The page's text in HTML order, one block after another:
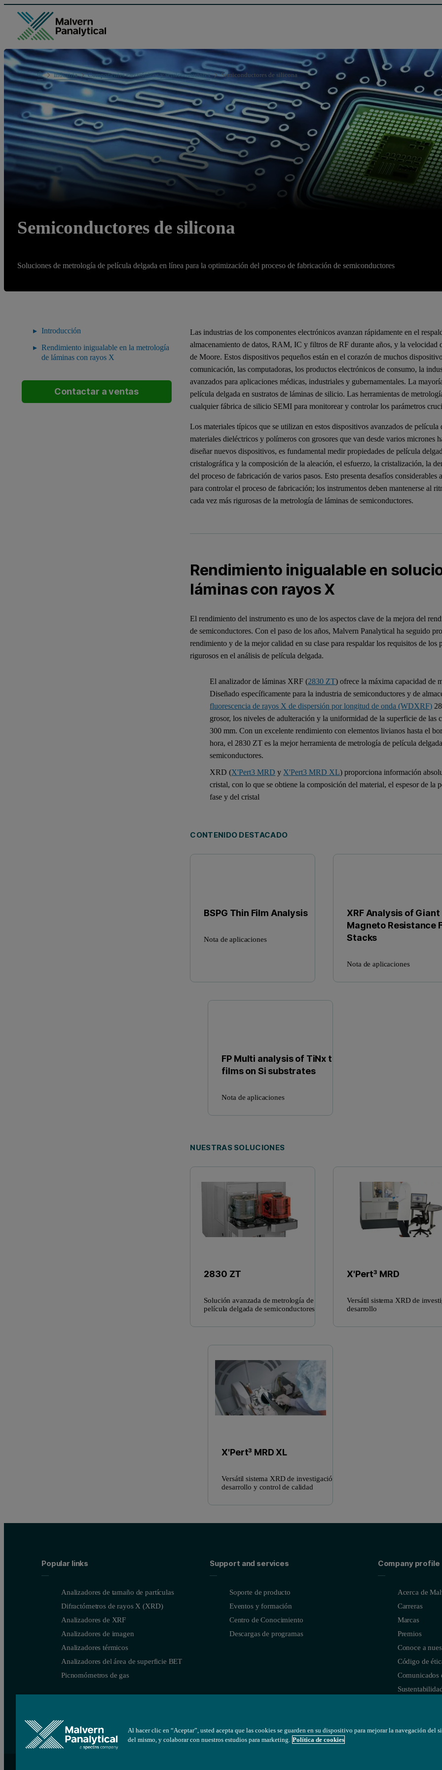
HomeIndustria Componentes electrónicos y semiconductores Semiconductores de silicona
Semiconductores de silicona
Soluciones de metrología de película delgada en línea para la optimización del proceso de fabricación de semiconductores
Introducción
Rendimiento inigualable en la metrología
de láminas con rayos X
Contactar a ventas
Las industrias de los componentes electrónicos avanzan rápidamente en el
almacenamiento de datos, RAM, IC y filtros de RF durante años, y la velocidad
de Moore. Estos dispositivos pequeños están en el corazón de muchos
comunicación, las computadoras, los productos electrónicos de consumo, la
avanzados para aplicaciones médicas, industriales y gubernamentales. La
película delgada en sustratos de láminas de silicio. Las herramientas de
cualquier fábrica de silicio SEMI para monitorear y controlar los parámetros
Los materiales típicos que se utilizan en estos dispositivos avanzados de
materiales dieléctricos y polímeros con grosores que van desde varios micrones
diseñar nuevos dispositivos, es fundamental medir propiedades de película
cristalográfica y la composición de la aleación, el esfuerzo, la cristalización, la
del proceso de fabricación de varios pasos. Esto presenta desafíos considerables
para controlar el proceso de fabricación; los instrumentos deben mantenerse al
cada vez más rigurosas de la metrología de láminas de semiconductores.
Rendimiento inigualable en
láminas con rayos X
El rendimiento del instrumento es uno de los aspectos clave de la mejora del
de semiconductores. Con el paso de los años, Malvern Panalytical ha seguido
rendimiento y de la mejor calidad en su clase para respaldar los requisitos de los
rigurosos en el análisis de película delgada.
El analizador de láminas XRF (2830 ZT) ofrece la máxima capacidad de
Diseñado específicamente para la industria de semiconductores y de
fluorescencia de rayos X de dispersión por longitud de onda (WDXRF)
grosor, los niveles de adulteración y la uniformidad de la superficie de las
300 mm. Con un excelente rendimiento con elementos livianos hasta el
hora, el 2830 ZT es la mejor herramienta de metrología de película
semiconductores.
XRD (X'Pert3 MRD yX'Pert3 MRD XL) proporciona información
cristal, con lo que se obtiene la composición del material, el espesor de
fase y del cristal
CONTENIDO DESTACADO
BSPG Thin Film Analysis
Nota de aplicaciones
XRF Analysis of Giant
Magneto Resistance
Stacks
Nota de aplicaciones
FP Multi analysis of TiNx thin
films on Si substrates
Nota de aplicaciones
NUESTRAS SOLUCIONES
2830 ZT
Solución avanzada de metrología de
película delgada de semiconductores
X'Pert³ MRD
Versátil sistema XRD de
desarrollo
X'Pert³ MRD XL
Versátil sistema XRD de investigación,
desarrollo y control de calidad
Popular links
Analizadores de tamaño de partículas
Difractómetros de rayos X (XRD)
Analizadores de XRF
Analizadores de imagen
Analizadores térmicos
Analizadores del área de superficie BET
Picnomómetros de gas
Support and services
Soporte de producto
Eventos y formación
Centro de Conocimiento
Descargas de programas
Company profile
Acerca de
Carreras
Marcas
Premios
Conoce a
Código de
Comunicados
Al hacer clic en “Aceptar”, usted acepta que las cookies se guarden en su dispositivo para mejorar la navegación del
del mismo, y colaborar con nuestros estudios para marketing. Política de cookies